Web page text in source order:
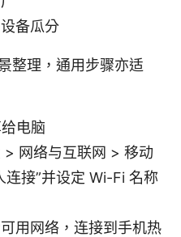
备瓜分
整理，通用步骤亦适
电脑
网络与互联网 > 移动
连接”并设定 Wi-Fi 名称
用网络，连接到手机热